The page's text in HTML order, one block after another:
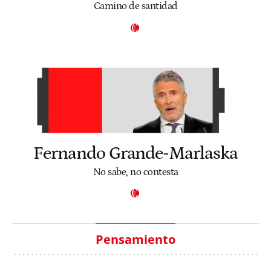
Camino de santidad
Fernando Grande-Marlaska
No sabe, no contesta
Pensamiento